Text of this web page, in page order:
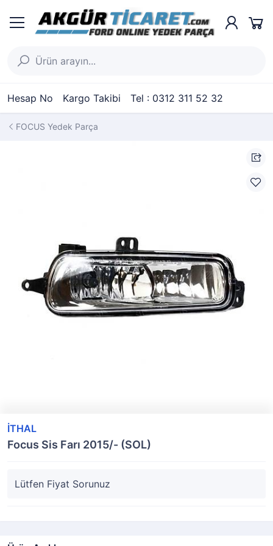
Hesap No Kargo Takibi Tel : 0312 311 52 32
FOCUS Yedek Parça
İTHAL
Focus Sis Farı 2015/- (SOL)
Lütfen Fiyat Sorunuz